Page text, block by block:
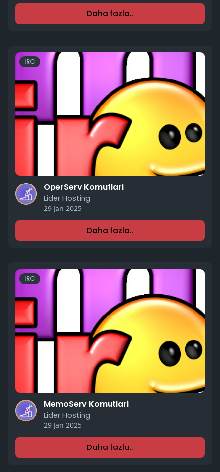
Daha fazla..
IRC
OperServ Komutlari
Lider Hosting
29 Jan 2025
Daha fazla..
IRC
MemoServ Komutlari
Lider Hosting
29 Jan 2025
Daha fazla..